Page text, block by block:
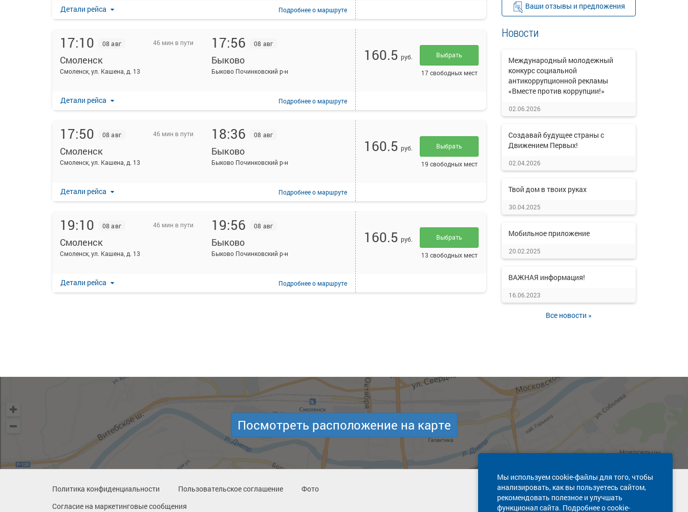
Детали рейса Подробнеео маршруте
17:10 08 авг 46 мин в пути
Смоленск
Смоленск, ул. Кашена, д. 13
17:56 08 авг
Быково
Быково Починковский р-н
Детали рейса Подробнеео маршруте
160.5 руб. Выбрать
17 свободных мест
17:50 08 авг 46 мин в пути
Смоленск
Смоленск, ул. Кашена, д. 13
18:36 08 авг
Быково
Быково Починковский р-н
Детали рейса Подробнеео маршруте
160.5 руб. Выбрать
19 свободных мест
19:10 08 авг 46 мин в пути
Смоленск
Смоленск, ул. Кашена, д. 13
19:56 08 авг
Быково
Быково Починковский р-н
Детали рейса Подробнеео маршруте
160.5 руб. Выбрать
13 свободных мест
Ваши отзывы и предложения
Новости
Международный молодежный
конкурс социальной
антикоррупционной рекламы
«Вместе против коррупции!»
02.06.2026
Создавай будущее страны с
Движением Первых!
02.04.2026
Твой дом в твоих руках
30.04.2025
Мобильное приложение
20.02.2025
ВАЖНАЯ информация!
16.06.2023
Все новости »
Мы используем cookie-файлы для того, чтобы
анализировать, как вы пользуетесь сайтом,
рекомендовать полезное и улучшать
функционал сайта. Подробнее о cookie-
Посмотреть расположение на карте
Политика конфиденциальности Пользовательское соглашение
Фото
Согласие на маркетинговые сообщения
Техническая поддержка сайта
8 800 600-03-38